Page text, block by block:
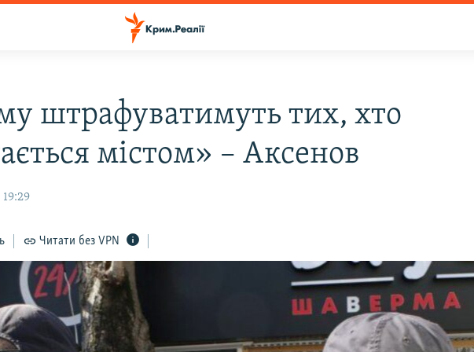
штрафуватимуть тих, хто
містом» – Аксенов
19:29
Читати без VPN